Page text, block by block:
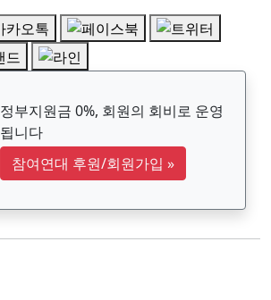
정부지원금 0%, 회원의 회비로 운영
됩니다
참여연대 후원/회원가입 »